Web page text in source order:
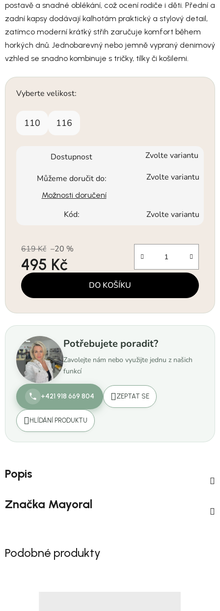
postavě a snadné oblékání, což ocení rodiče i děti. Přední a
zadní kapsy dodávají kalhotám praktický a stylový detail,
zatímco moderní krátký střih zaručuje komfort během
horkých dnů. Jednobarevný nebo jemně vypraný denimový
vzhled se snadno kombinuje s tričky, tílky či košilemi.
Vyberte velikost:
110 116
Dostupnost Zvolte variantu
Můžeme doručit do: Zvolte variantu
Možnosti doručení
Kód: Zvolte variantu
619 Kč –20 %
495 Kč
Měrná cena: DO KOŠÍKU
Potřebujete poradit?
Zavolejte nám nebo využijte jednu z našich
funkcí
+421 918 669 804 ZEPTAT SE
HLÍDÁNÍ PRODUKTU
Popis
Značka Mayoral
Podobné produkty